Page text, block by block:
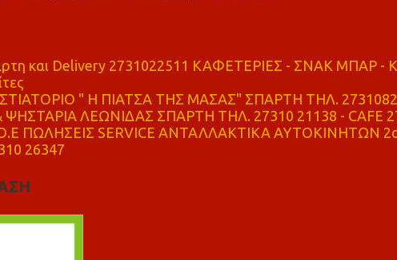
και Delivery 2731022511 ΚΑΦΕΤΕΡΙΕΣ - ΣΝΑΚ ΜΠΑΡ -
" Η ΠΙΑΤΣΑ ΤΗΣ ΜΑΣΑΣ" ΣΠΑΡΤΗ ΤΗΛ.
ΨΗΣΤΑΡΙΑ ΛΕΩΝΙΔΑΣ ΣΠΑΡΤΗ ΤΗΛ. 27310 21138 - CAFE
ΠΩΛΗΣΕΙΣ SERVICE ΑΝΤΑΛΛΑΚΤΙΚΑ ΑΥΤΟΚΙΝΗΤΩΝ
26347